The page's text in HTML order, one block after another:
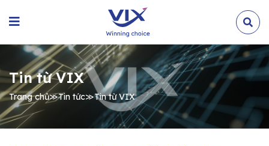
Tin từ VIX
Trang chủ≫Tin tức≫Tin từ VIX